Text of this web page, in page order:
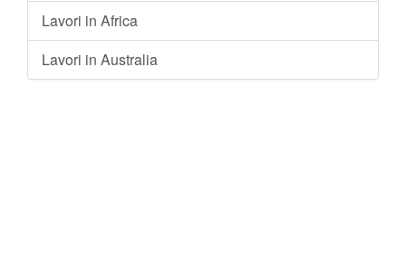
Lavori in Africa
Lavori in Australia